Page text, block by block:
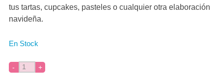
tus tartas, cupcakes, pasteles o cualquier otra elaboración
navideña.
En Stock